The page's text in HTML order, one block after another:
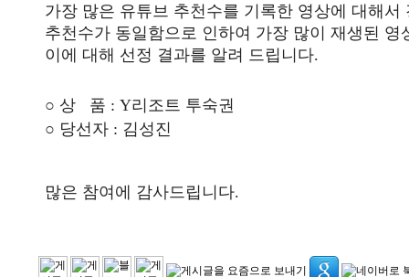
가장 많은 유튜브 추천수를 기록한 영상에 대해
추천수가 동일함으로 인하여 가장 많이 재생된
이에 대해 선정 결과를 알려 드립니다.
○ 상 품 : Y리조트 투숙권
○ 당선자 : 김성진
많은 참여에 감사드립니다.